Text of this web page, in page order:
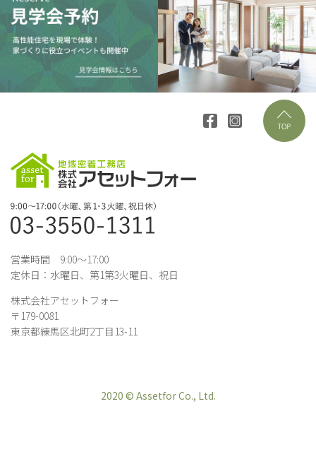
営業時間 9:00～17:00
定休日：水曜日、第1第3火曜日、祝日
株式会社アセットフォー
〒179-0081
東京都練馬区北町2丁目13-11
2020 © Assetfor Co., Ltd.